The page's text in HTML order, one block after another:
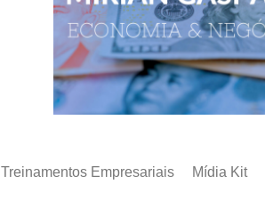
Treinamentos Empresariais Mídia Kit